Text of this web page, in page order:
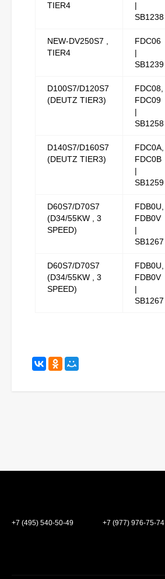
TIER4
|
SB1238
NEW-DV250S7 ,
TIER4
FDC06
|
SB1239
D100S7/D120S7
(DEUTZ TIER3)
FDC08,
FDC09
|
SB1258
D140S7/D160S7
(DEUTZ TIER3)
FDC0A,
FDC0B
|
SB1259
D60S7/D70S7
(D34/55KW , 3
SPEED)
FDB0U,
FDB0V
|
SB1267
D60S7/D70S7
(D34/55KW , 3
SPEED)
FDB0U,
FDB0V
|
SB1267
+7 (495) 540-50-49 +7 (977) 976-75-74